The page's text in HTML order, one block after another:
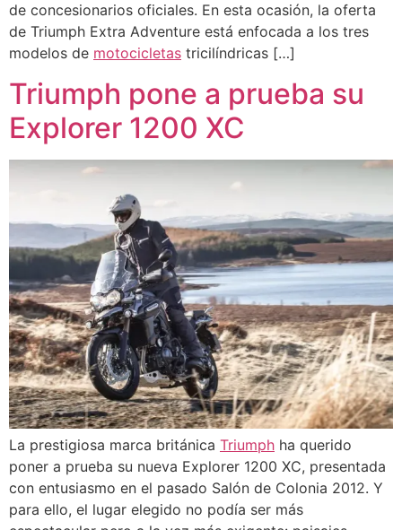
de concesionarios oficiales. En esta ocasión, la oferta
de Triumph Extra Adventure está enfocada a los tres
modelos de motocicletas tricilíndricas […]
Triumph pone a prueba su
Explorer 1200 XC
La prestigiosa marca británica Triumph ha querido
poner a prueba su nueva Explorer 1200 XC, presentada
con entusiasmo en el pasado Salón de Colonia 2012. Y
para ello, el lugar elegido no podía ser más